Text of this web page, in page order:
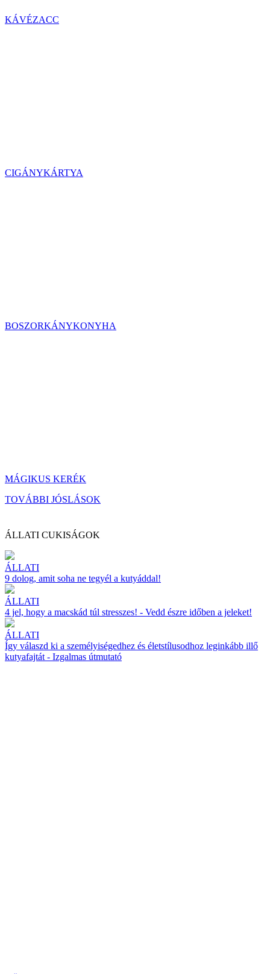
KÁVÉZACC
CIGÁNYKÁRTYA
BOSZORKÁNYKONYHA
MÁGIKUS KERÉK
TOVÁBBI JÓSLÁSOK
ÁLLATI CUKISÁGOK
ÁLLATI
9 dolog, amit soha ne tegyél a kutyáddal!
ÁLLATI
4 jel, hogy a macskád túl stresszes! - Vedd észre időben a jeleket!
ÁLLATI
Így válaszd ki a személyiségedhez és életstílusodhoz leginkább illő
kutyafajtát - Izgalmas útmutató